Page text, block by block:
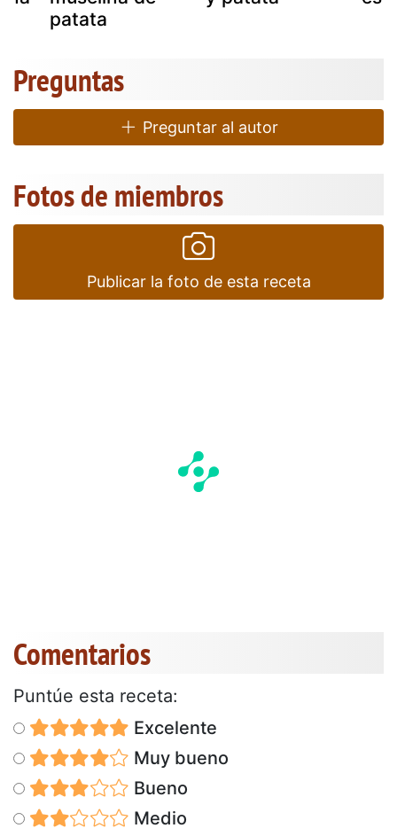
patata
Preguntas
Preguntar al autor
Fotos de miembros
Publicar la foto de esta receta
Comentarios
Puntúe esta receta:
Excelente
Muy bueno
Bueno
Medio